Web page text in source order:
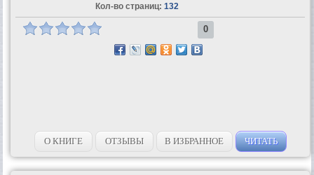
Кол-во страниц: 132
0
О КНИГЕ ОТЗЫВЫ В ИЗБРАННОЕ ЧИТАТЬ